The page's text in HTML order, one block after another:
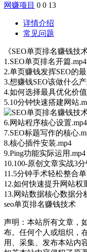
网赚项目 0 0 13
详情介绍
常见问题
《SEO单页排名赚钱技术
1.SEO单页排名开篇.mp4
2.单页赚钱发挥SEO的
3.想赚钱SEO该做什么
4.如何选择最具优化价
5.10分钟快速搭建网站
6.网站程序核心设置.mp4
7.SEO标题写作的核心
8.核心插件安装.mp4
9.Ping功能实际运用.mp4
10.100-原创文章实战3
11.5分钟手术轻松整合
12.如何快速提升网站权
13.网站数据核心数据分
seo单页排名赚钱技术
声明：本站所有文章，
布。任何个人或组织，
用、采集、发布本站内